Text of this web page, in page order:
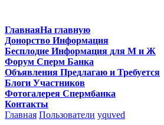
ГлавнаяНа главную
Донорство Информация
Бесплодие Информация для М и Ж
Форум Сперм Банка
Объявления Предлагаю и Требуется
Блоги Участников
Фотогалерея Спермбанка
Контакты
Главная Пользователи yquved